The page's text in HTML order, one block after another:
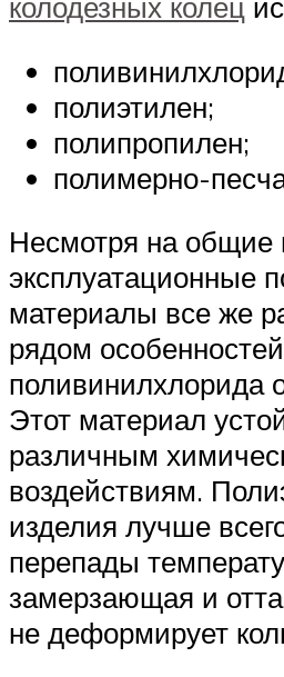
полиэтилен;
полипропилен;
полимерно-
Несмотря на общие
эксплуатационные
материалы все же
рядом
поливинилхлорида
Этот материал
различным
воздействиям.
изделия лучше
перепады
замерзающая и
не деформирует